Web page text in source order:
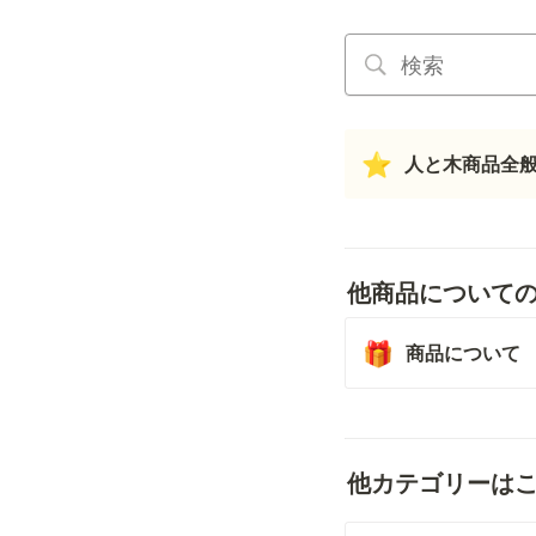
⭐ 人と木商品全
他商品について
🎁 商品について
他カテゴリーは